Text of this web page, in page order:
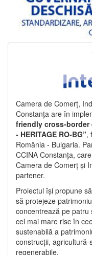
Camera de Comerț,
Constanța are în
friendly cross-border
- HERITAGE RO-BG”,
România - Bulgaria.
CCINA Constanța,
Camera de Comerț și
partener.
Proiectul își propune
să protejeze
concentrează pe patru
cel mai mare risc în
sustenabilă a
construcții,
regenerabile.